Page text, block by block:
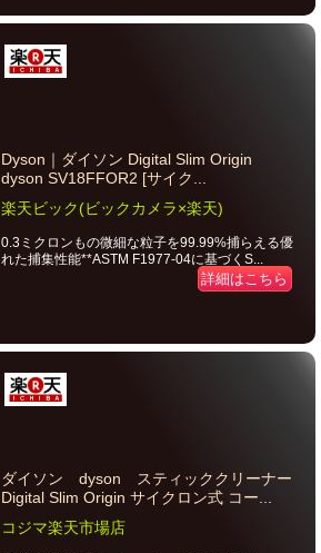
Dyson｜ダイソン Digital Slim Origin
dyson SV18FFOR2 [サイク...
楽天ビック(ビックカメラ×楽天)
0.3ミクロンもの微細な粒子を99.99%捕らえる優
れた捕集性能**ASTM F1977-04に基づくS...
詳細はこちら
ダイソン dyson スティッククリーナー
Digital Slim Origin サイクロン式 コー...
コジマ楽天市場店